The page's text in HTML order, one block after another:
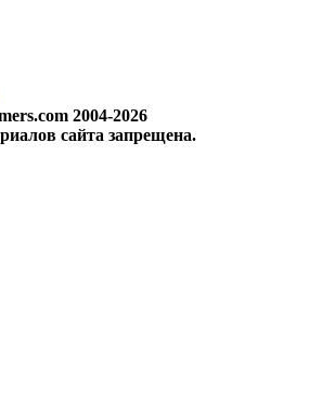
2004-2026
сайта запрещена.